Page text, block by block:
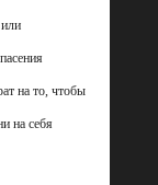
на то, чтобы
на себя